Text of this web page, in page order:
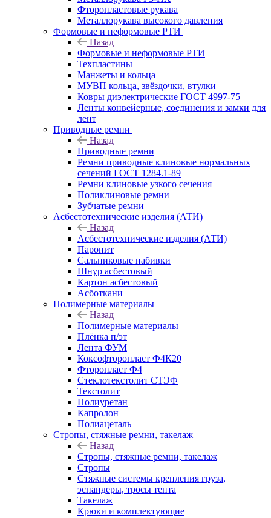
Фторопластовые рукава
Металлорукава высокого давления
Формовые и неформовые РТИ
Назад
Формовые и неформовые РТИ
Техпластины
Манжеты и кольца
МУВП кольца, звёздочки, втулки
Ковры диэлектрические ГОСТ 4997-75
Ленты конвейерные, соединения и замки для
лент
Приводные ремни
Назад
Приводные ремни
Ремни приводные клиновые нормальных
сечений ГОСТ 1284.1-89
Ремни клиновые узкого сечения
Поликлиновые ремни
Зубчатые ремни
Асбестотехнические изделия (АТИ)
Назад
Асбестотехнические изделия (АТИ)
Паронит
Сальниковые набивки
Шнур асбестовый
Картон асбестовый
Асботкани
Полимерные материалы
Назад
Полимерные материалы
Плёнка п/эт
Лента ФУМ
Коксофторопласт Ф4К20
Фторопласт Ф4
Стеклотекстолит СТЭФ
Текстолит
Полиуретан
Капролон
Полиацеталь
Стропы, стяжные ремни, такелаж
Назад
Стропы, стяжные ремни, такелаж
Стропы
Стяжные системы крепления груза,
эспандеры, тросы тента
Такелаж
Крюки и комплектующие